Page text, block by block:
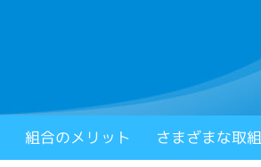
福岡県建設労働組合
組合のメリット さまざまな取組